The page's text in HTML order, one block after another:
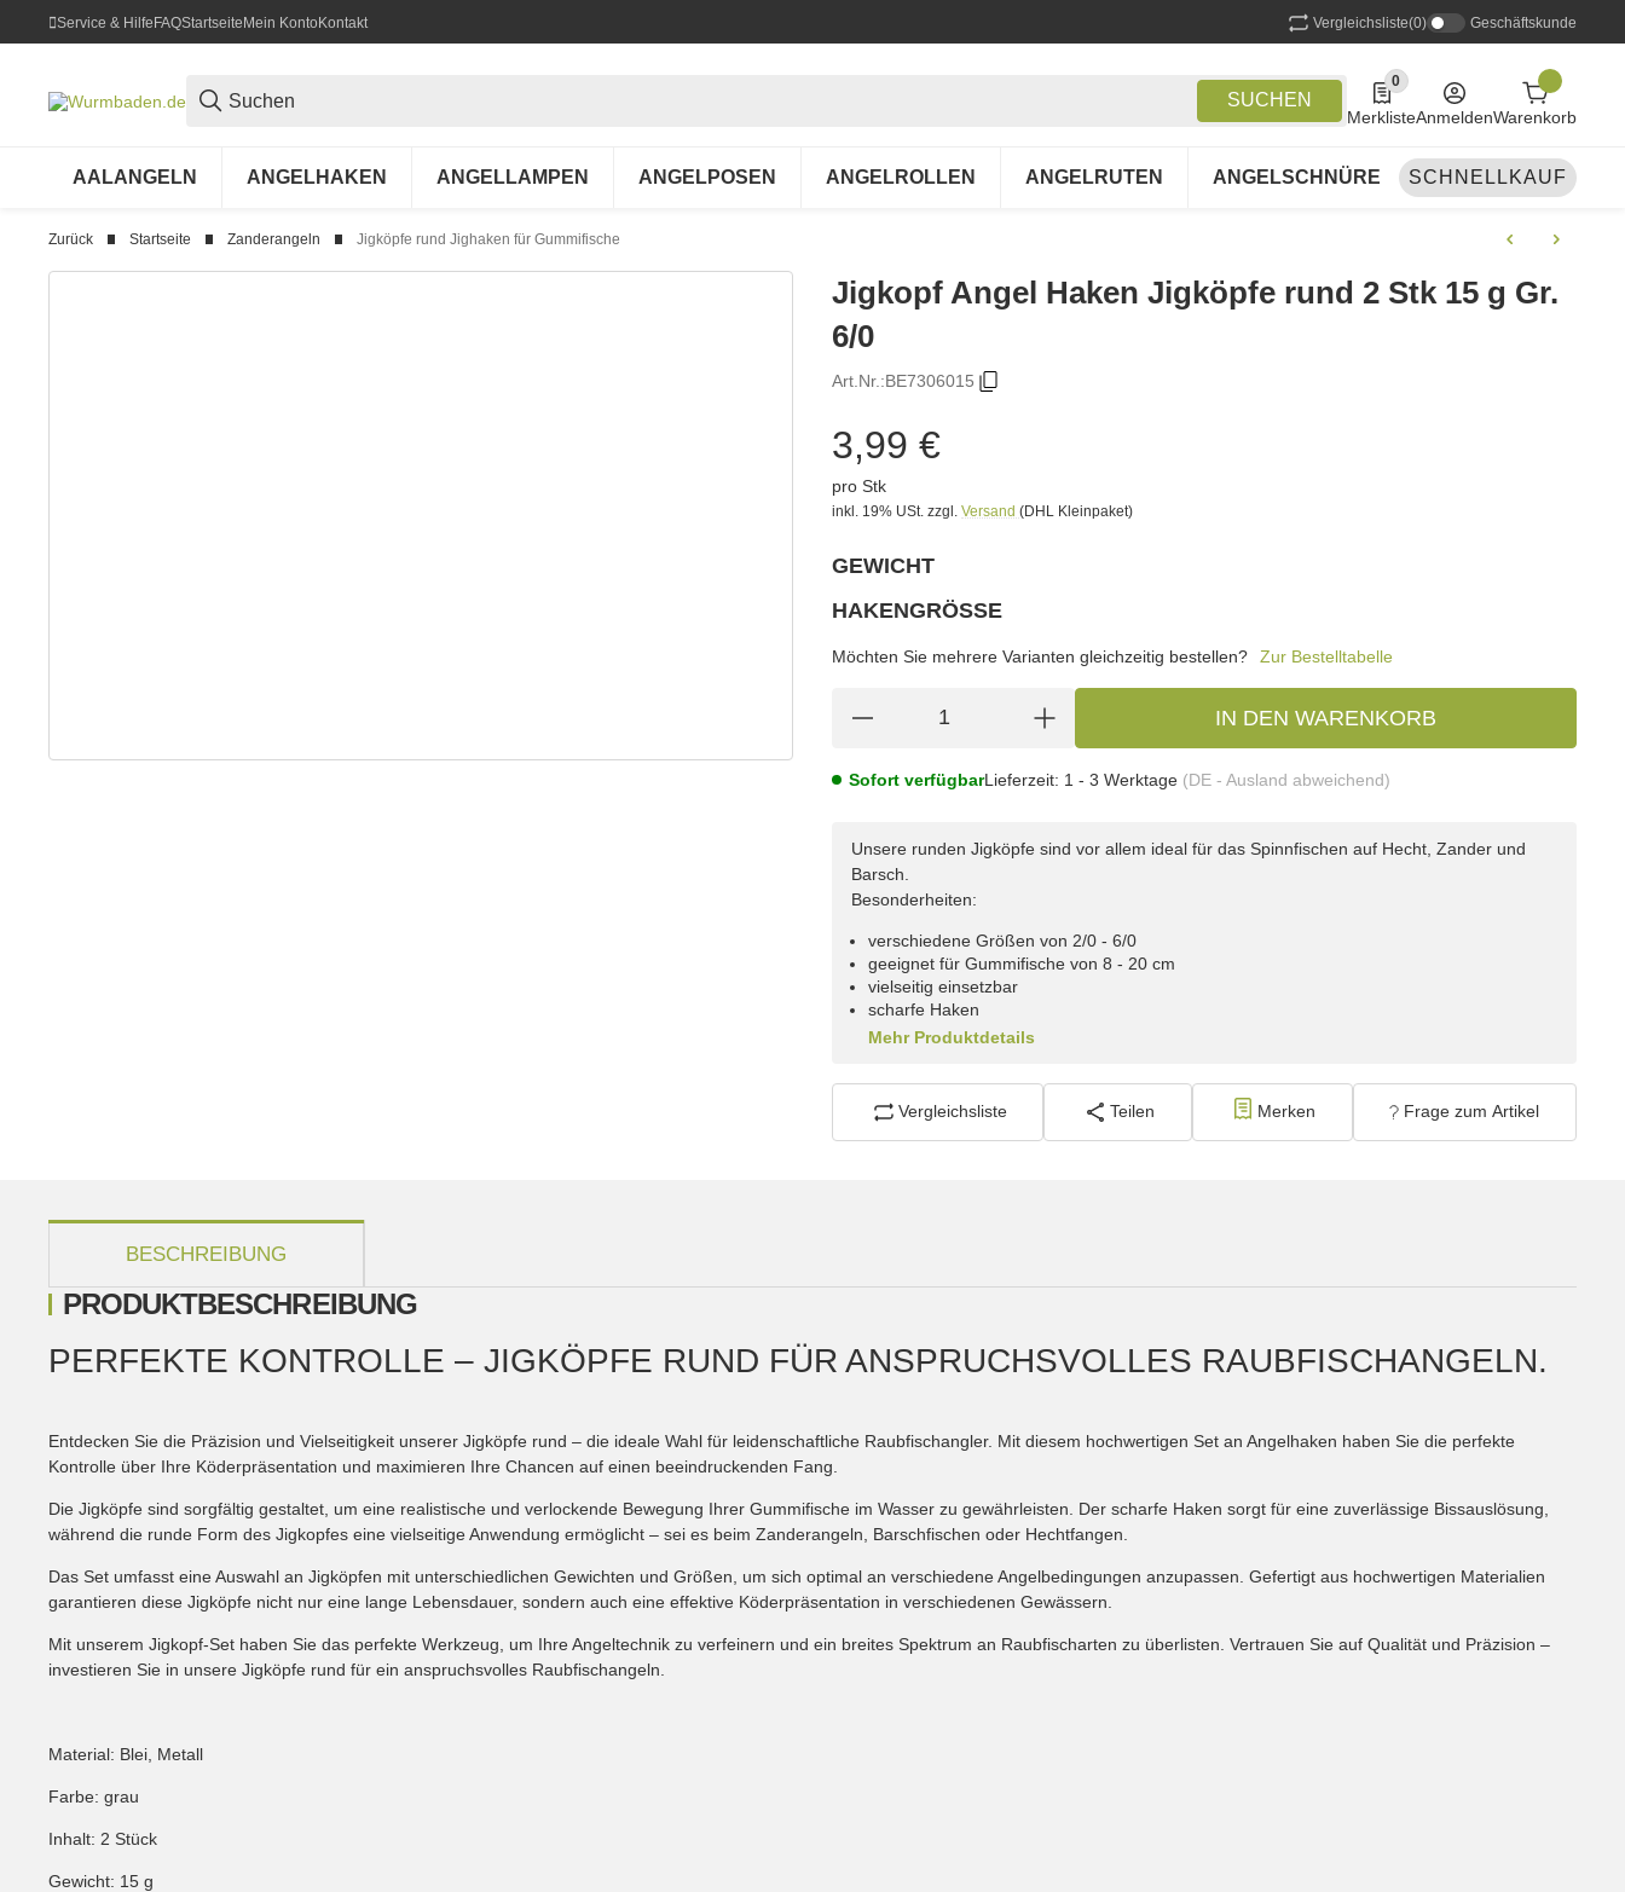
Service & HilfeFAQStartseiteMein KontoKontakt Vergleichsliste(0) Geschäftskunde
SUCHEN
0
0 Produkte in der Liste
MerklisteAnmeldenWarenkorb
AALANGELN ANGELHAKEN ANGELLAMPEN ANGELPOSEN ANGELROLLEN ANGELRUTEN ANGELSCHNÜRE ANGELSETS
SCHNELLKAUF
Zurück Startseite Zanderangeln Jigköpfe rund Jighaken für Gummifische
Jigkopf Angel Haken Jigköpfe rund 2 Stk 15 g Gr.
6/0
Art.Nr.:BE7306015
3,99 €
pro Stk
inkl. 19% USt. zzgl. Versand (DHL Kleinpaket)
GEWICHT
HAKENGRÖSSE
Möchten Sie mehrere Varianten gleichzeitig bestellen?
Zur Bestelltabelle
IN DEN WARENKORB
Sofort verfügbarLieferzeit: 1 - 3 Werktage (DE - Ausland abweichend)
Unsere runden Jigköpfe sind vor allem ideal für das Spinnfischen auf Hecht, Zander und
Barsch.
Besonderheiten:
verschiedene Größen von 2/0 - 6/0
geeignet für Gummifische von 8 - 20 cm
vielseitig einsetzbar
scharfe Haken
Mehr Produktdetails
Vergleichsliste Teilen Merken Frage zum Artikel
BESCHREIBUNG
PRODUKTBESCHREIBUNG
PERFEKTE KONTROLLE – JIGKÖPFE RUND FÜR ANSPRUCHSVOLLES RAUBFISCHANGELN.
Entdecken Sie die Präzision und Vielseitigkeit unserer Jigköpfe rund – die ideale Wahl für leidenschaftliche Raubfischangler. Mit diesem hochwertigen Set an Angelhaken haben Sie die perfekte
Kontrolle über Ihre Köderpräsentation und maximieren Ihre Chancen auf einen beeindruckenden Fang.
Die Jigköpfe sind sorgfältig gestaltet, um eine realistische und verlockende Bewegung Ihrer Gummifische im Wasser zu gewährleisten. Der scharfe Haken sorgt für eine zuverlässige Bissauslösung,
während die runde Form des Jigkopfes eine vielseitige Anwendung ermöglicht – sei es beim Zanderangeln, Barschfischen oder Hechtfangen.
Das Set umfasst eine Auswahl an Jigköpfen mit unterschiedlichen Gewichten und Größen, um sich optimal an verschiedene Angelbedingungen anzupassen. Gefertigt aus hochwertigen Materialien
garantieren diese Jigköpfe nicht nur eine lange Lebensdauer, sondern auch eine effektive Köderpräsentation in verschiedenen Gewässern.
Mit unserem Jigkopf-Set haben Sie das perfekte Werkzeug, um Ihre Angeltechnik zu verfeinern und ein breites Spektrum an Raubfischarten zu überlisten. Vertrauen Sie auf Qualität und Präzision –
investieren Sie in unsere Jigköpfe rund für ein anspruchsvolles Raubfischangeln.
Material: Blei, Metall
Farbe: grau
Inhalt: 2 Stück
Gewicht: 15 g